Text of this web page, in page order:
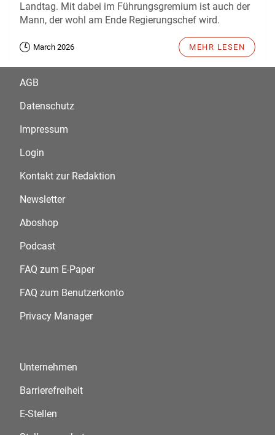
Landtag. Mit dabei im Führungsgremium ist auch der
Mann, der wohl am Ende Regierungschef wird.
March 2026 MEHR LESEN
AGB
Datenschutz
Impressum
Login
Kontakt zur Redaktion
Newsletter
Aboshop
Podcast
FAQ zum E-Paper
FAQ zum Benutzerkonto
Privacy Manager
Unternehmen
Barrierefreiheit
E-Stellen